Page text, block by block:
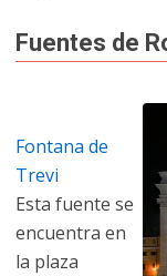
Fuentes de
Fontana de
Trevi
Esta fuente se
encuentra en
la plaza